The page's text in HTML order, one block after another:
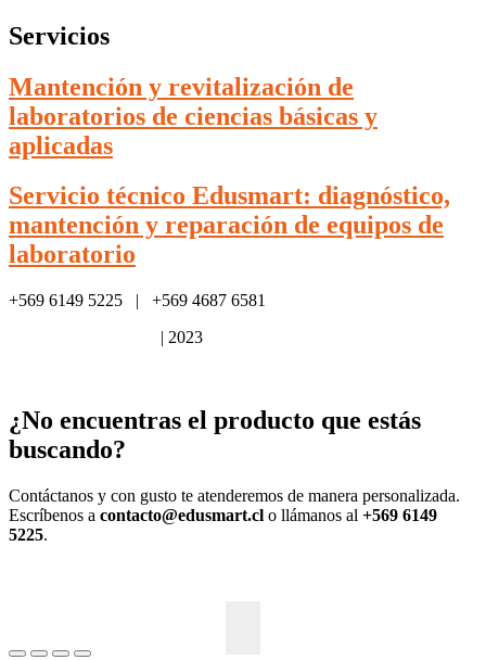
Servicios
Mantención y revitalización de
laboratorios de ciencias básicas y
aplicadas
Servicio técnico Edusmart: diagnóstico,
mantención y reparación de equipos de
laboratorio
+569 6149 5225 | +569 4687 6581
| 2023
¿No encuentras el producto que estás
buscando?
Contáctanos y con gusto te atenderemos de manera personalizada.
Escríbenos a contacto@edusmart.cl o llámanos al +569 6149
5225.